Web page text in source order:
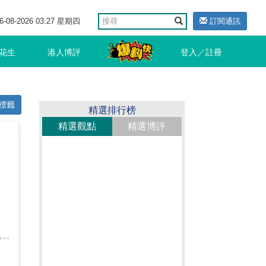
08-2026 03:27 星期四 訂閱通訊
生 港人博評 登入／註冊
籤
精選排行榜
精選觀點
精選博評